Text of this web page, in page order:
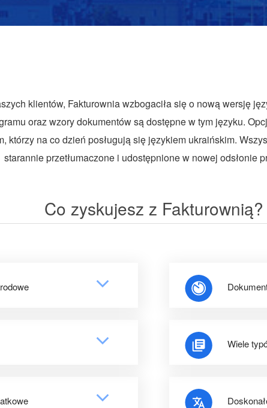
klientów, Fakturownia wzbogaciła się o nową wersję
oraz wzory dokumentów są dostępne w tym języku.
którzy na co dzień posługują się językiem ukraińskim.
starannie przetłumaczone i udostępnione w nowej odsłonie
Co zyskujesz z Fakturownią?
Wiele